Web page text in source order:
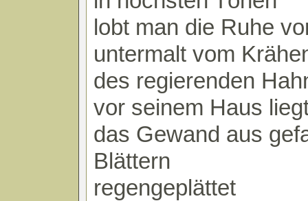
lobt man die Ruhe
untermalt vom
des regierenden
vor seinem Haus
das Gewand aus
Blättern
regengeplättet